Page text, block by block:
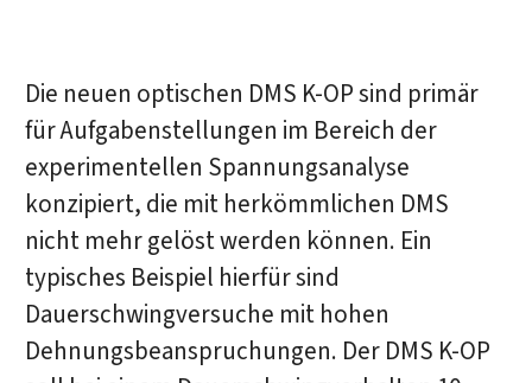
Die neuen optischen DMS K-OP sind primär
für Aufgabenstellungen im Bereich der
experimentellen Spannungsanalyse
konzipiert, die mit herkömmlichen DMS
nicht mehr gelöst werden können. Ein
typisches Beispiel hierfür sind
Dauerschwingversuche mit hohen
Dehnungsbeanspruchungen. Der DMS K-OP